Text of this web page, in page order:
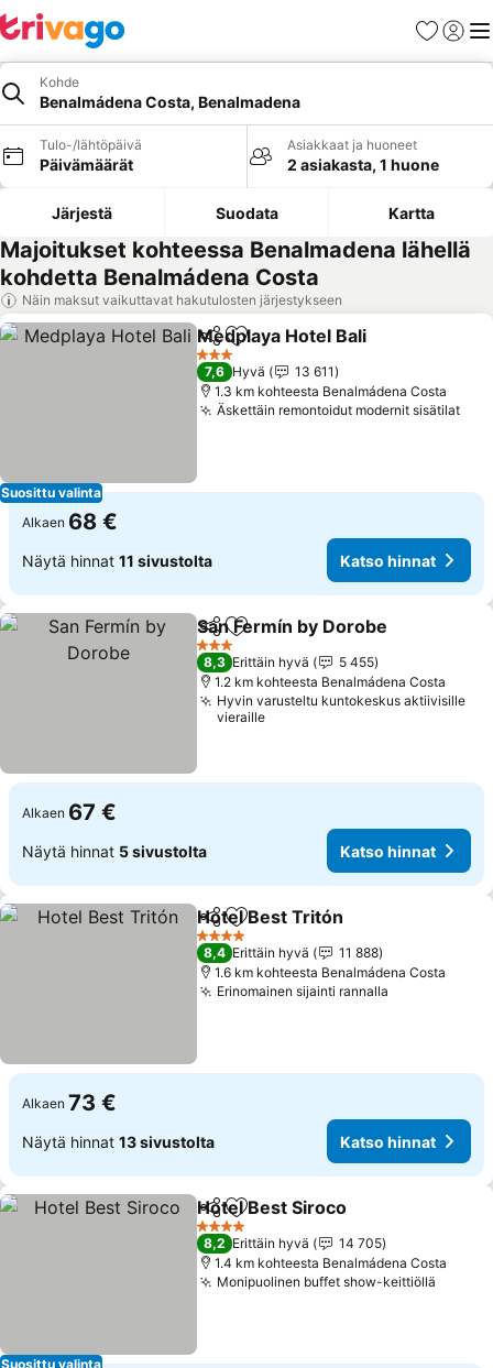
Suosikit
Kohde
Benalmádena Costa, Benalmadena
Tulo-/lähtöpäivä
Päivämäärät
Asiakkaat ja huoneet
2 asiakasta, 1 huone
Järjestä Suodata Kartta
Majoitukset kohteessa Benalmadena lähellä
kohdetta Benalmádena Costa
Näin maksut vaikuttavat hakutulosten järjestykseen
Suosittu valinta
Jaa Lisää suosikkeihin
Medplaya Hotel Bali
3 Tähtiluokitus
7,6 Hyvä
13 611
1.3 km kohteesta Benalmádena Costa
Äskettäin remontoidut modernit sisätilat
Alkaen 68 €
Näytä hinnat 11 sivustolta Katso hinnat
Jaa Lisää suosikkeihin
San Fermín by Dorobe
3 Tähtiluokitus
8,3 Erittäin hyvä
5 455
1.2 km kohteesta Benalmádena Costa
Hyvin varusteltu kuntokeskus aktiivisille
vieraille
Alkaen 67 €
Näytä hinnat 5 sivustolta Katso hinnat
Jaa Lisää suosikkeihin
Hotel Best Tritón
4 Tähtiluokitus
8,4 Erittäin hyvä
11 888
1.6 km kohteesta Benalmádena Costa
Erinomainen sijainti rannalla
Alkaen 73 €
Näytä hinnat 13 sivustolta Katso hinnat
Suosittu valinta
Jaa Lisää suosikkeihin
Hotel Best Siroco
4 Tähtiluokitus
8,2 Erittäin hyvä
14 705
1.4 km kohteesta Benalmádena Costa
Monipuolinen buffet show-keittiöllä